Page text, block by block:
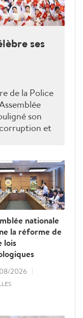
ses
de la Police
son
et
nationale
la réforme de
lois
2026